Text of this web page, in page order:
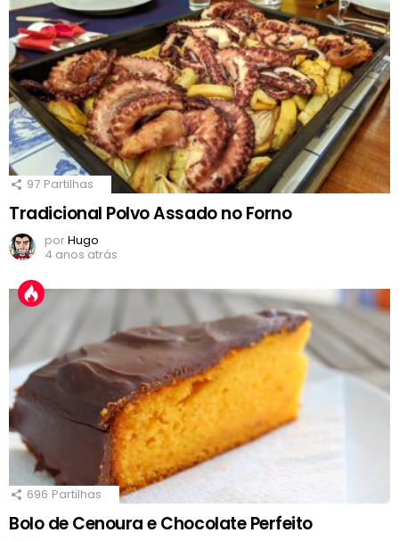
97 Partilhas
Tradicional Polvo Assado no Forno
porHugo
4 anos atrás
696 Partilhas
Bolo de Cenoura e Chocolate Perfeito